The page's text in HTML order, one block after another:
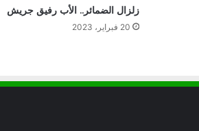
زلزال الضمائر.. الأب رفيق جريش
20 فبراير، 2023